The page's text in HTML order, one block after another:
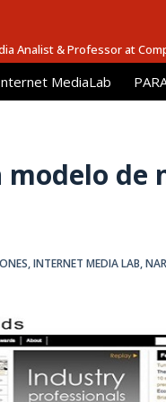
Analist & Professor at
MediaLab
de
,INTERNET MEDIA LAB,